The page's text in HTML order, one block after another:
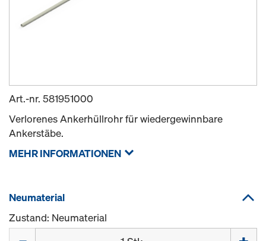
Art.-nr. 581951000
Verlorenes Ankerhüllrohr für wiedergewinnbare
Ankerstäbe.
MEHR INFORMATIONEN
Neumaterial
Zustand: Neumaterial